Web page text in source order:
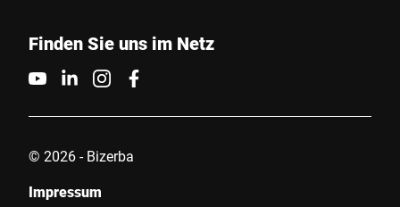
Finden Sie uns im Netz
© 2026 - Bizerba
Impressum